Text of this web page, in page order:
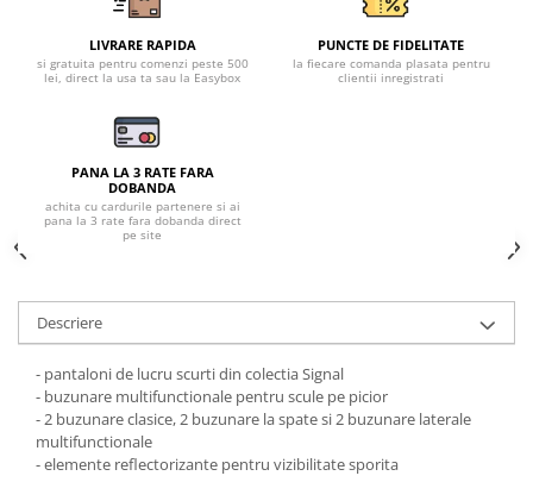
Pantaloni de lucru in talie
Pentru sudura
Jachete pentru sudura
Pantaloni de protectie
Pentru copii
Pantaloni de lucru cu pieptar
Veste de lucru
Bluze pentru femei
Fleece-uri
Halate
Jachete / Bluze salopeta
Pantaloni de lucru cu pieptar
Pantaloni de lucru in talie
LIVRARE RAPIDA
si gratuita pentru comenzi peste 500
lei, direct la usa ta sau la Easybox
PUNCTE DE FIDELITATE
la fiecare comanda plasata pentru
clientii inregistrati
PANA LA 3 RATE FARA
DOBANDA
achita cu cardurile partenere si ai
pana la 3 rate fara dobanda direct
pe site
Descriere
- pantaloni de lucru scurti din colectia Signal
- buzunare multifunctionale pentru scule pe picior
- 2 buzunare clasice, 2 buzunare la spate si 2 buzunare laterale
multifunctionale
- elemente reflectorizante pentru vizibilitate sporita